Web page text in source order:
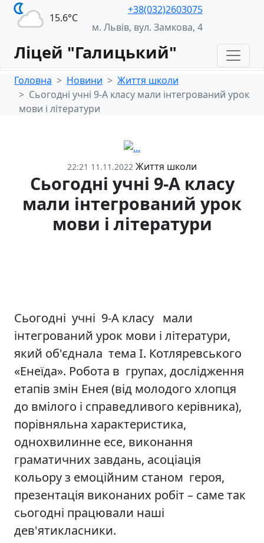
15.6°С
+38(032)2603075
м. Львів, вул. Замкова, 4
Ліцей "Галицький"
Головна Новини
Життя школи
Сьогодні учні 9-А класу мали інтегрований урок
мови і літератури
22:21 11.11.2022 Життя школи
Сьогодні учні 9-А класу
мали інтегрований урок
мови і літератури
Сьогодні учні 9-А класу мали
інтегрований урок мови і літератури,
який об'єднала тема І. Котляревського
«Енеїда». Робота в групах, дослідження
етапів змін Енея (від молодого хлопця
до вмілого і справедливого керівника),
порівняльна характеристика,
однохвилинне есе, виконання
граматичних завдань, асоціація
кольору з емоційним станом героя,
презентація виконаних робіт – саме так
сьогодні працювали наші
дев'ятикласники.